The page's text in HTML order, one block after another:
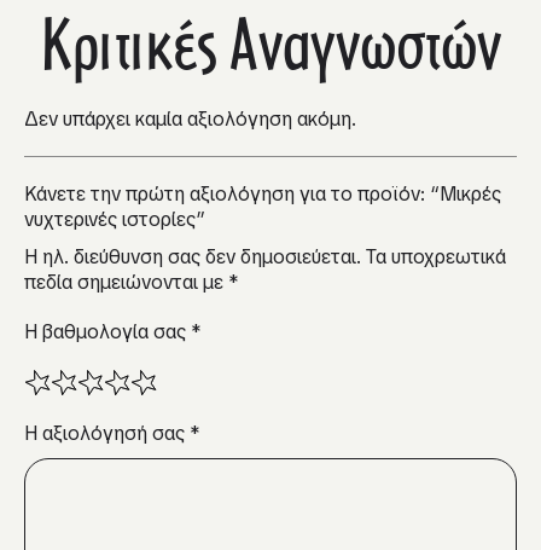
Κριτικές Αναγνωστών
Δεν υπάρχει καμία αξιολόγηση ακόμη.
Κάνετε την πρώτη αξιολόγηση για το προϊόν: “Μικρές
νυχτερινές ιστορίες”
Η ηλ. διεύθυνση σας δεν δημοσιεύεται. Τα υποχρεωτικά
πεδία σημειώνονται με *
Η βαθμολογία σας *
Η αξιολόγησή σας *